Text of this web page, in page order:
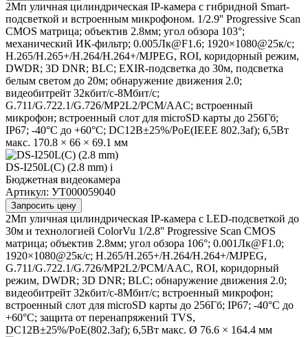
2Мп уличная цилиндрическая IP-камера с гибридной Smart-
подсветкой и встроенным микрофоном. 1/2.9'' Progressive Scan
CMOS матрица; объектив 2.8мм; угол обзора 103°;
механический ИК-фильтр; 0.005Лк@F1.6; 1920×1080@25к/с;
H.265/H.265+/H.264/H.264+/MJPEG, ROI, коридорный режим,
DWDR; 3D DNR; BLC; EXIR-подсветка до 30м, подсветка
белым светом до 20м; обнаружение движения 2.0;
видеобитрейт 32кбит/с-8Мбит/с;
G.711/G.722.1/G.726/MP2L2/PCM/AAC; встроенный
микрофон; встроенный слот для microSD карты до 256Гб;
IP67; -40°C до +60°C; DC12В±25%/PoE(IEEE 802.3af); 6,5Вт
макс. 170.8 × 66 × 69.1 мм
DS-I250L(C) (2.8 mm) i
Бюджетная видеокамера
Артикул: УТ000059040
Запросить цену
2Мп уличная цилиндрическая IP-камера с LED-подсветкой до
30м и технологией ColorVu 1/2.8'' Progressive Scan CMOS
матрица; объектив 2.8мм; угол обзора 106°; 0.001Лк@F1.0;
1920×1080@25к/с; H.265/H.265+/H.264/H.264+/MJPEG,
G.711/G.722.1/G.726/MP2L2/PCM/AAC, ROI, коридорный
режим, DWDR; 3D DNR; BLC; обнаружение движения 2.0;
видеобитрейт 32кбит/с-8Мбит/с; встроенный микрофон;
встроенный слот для microSD карты до 256Гб; IP67; -40°C до
+60°C; защита от перенапряжений TVS,
DC12В±25%/PoE(802.3af); 6,5Вт макс. Ø 76.6 × 164.4 мм